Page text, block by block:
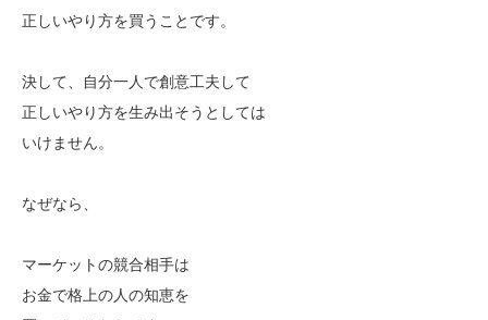
正しいやり方を買うことです。
決して、自分一人で創意工夫して
正しいやり方を生み出そうとしては
いけません。
なぜなら、
マーケットの競合相手は
お金で格上の人の知恵を